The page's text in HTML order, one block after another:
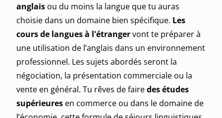
anglais ou du moins la langue que tu auras
choisie dans un domaine bien spécifique. Les
cours de langues à l'étrangervont te préparer à
une utilisation de l’anglais dans un environnement
professionnel. Les sujets abordés seront la
négociation, la présentation commerciale ou la
vente en général. Tu rêves de fairedes études
supérieures en commerce ou dans le domaine de